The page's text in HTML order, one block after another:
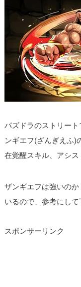
パズドラのストリー
ンギエフ(ざんぎえふ)
在覚醒スキル、アシス
ザンギエフは強いの
いるので、参考にして
スポンサーリンク